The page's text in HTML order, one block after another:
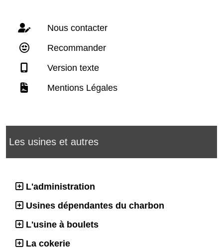
Nous contacter
Recommander
Version texte
Mentions Légales
Les usines et autres
L'administration
Usines dépendantes du charbon
L'usine à boulets
La cokerie